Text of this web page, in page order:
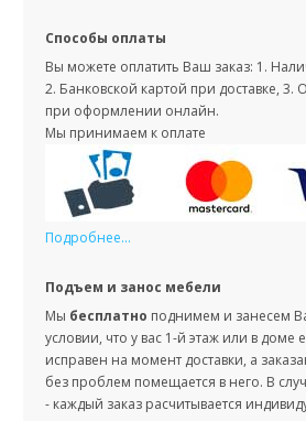
Способы оплаты
Вы можете оплатить Ваш заказ: 1.
2. Банковской картой при доставке, 3.
при оформлении онлайн.
Мы принимаем к оплате
Подробнее...
Подъем и занос мебели
Мы бесплатно поднимем и занесем
условии, что у вас 1-й этаж или в доме
исправен на момент доставки, а
без проблем помещается в него. В
- каждый заказ расчитывается